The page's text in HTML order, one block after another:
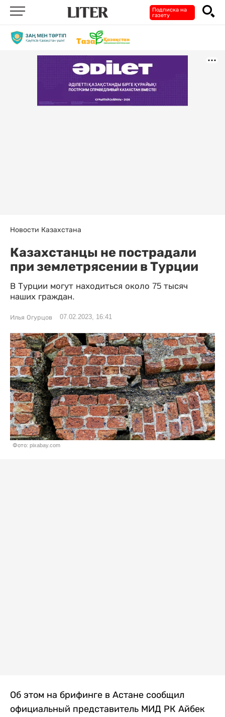
Подписка на
газету
Новости Казахстана
Казахстанцы не пострадали
при землетрясении в Турции
В Турции могут находиться около 75 тысяч
наших граждан.
Илья Огурцов 07.02.2023, 16:41
Фото: pixabay.com
Об этом на брифинге в Астане сообщил
официальный представитель МИД РК Айбек